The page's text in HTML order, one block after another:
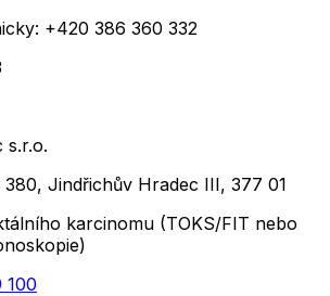
+420 386 360 332
s.r.o.
Jindřichův Hradec III, 377 01
karcinomu (TOKS/FIT nebo
100